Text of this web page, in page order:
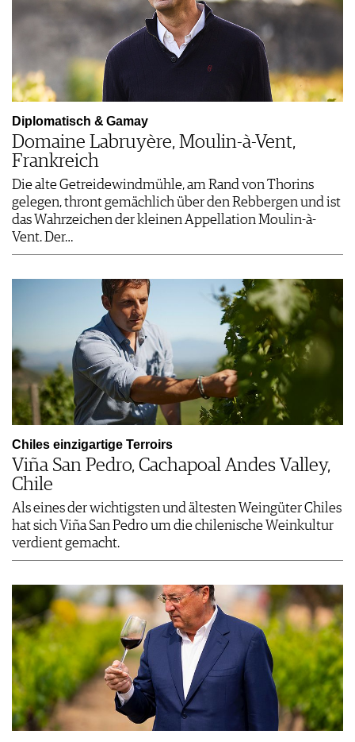
Diplomatisch & Gamay
Domaine Labruyère, Moulin-à-Vent,
Frankreich
Die alte Getreidewindmühle, am Rand von Thorins
gelegen, thront gemächlich über den Rebbergen und ist
das Wahrzeichen der kleinen Appellation Moulin-à-
Vent. Der…
Chiles einzigartige Terroirs
Viña San Pedro, Cachapoal Andes Valley,
Chile
Als eines der wichtigsten und ältesten Weingüter Chiles
hat sich Viña San Pedro um die chilenische Weinkultur
verdient gemacht.